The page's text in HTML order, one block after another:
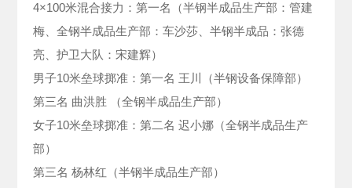
4×100米混合接力：第一名（半钢半成品生产部：管建
梅、全钢半成品生产部：车沙莎、半钢半成品：张德
亮、护卫大队：宋建辉）
男子10米垒球掷准：第一名 王川（半钢设备保障部）
第三名 曲洪胜 （全钢半成品生产部）
女子10米垒球掷准：第二名 迟小娜（全钢半成品生产
部）
第三名 杨林红（半钢半成品生产部）